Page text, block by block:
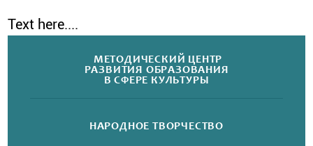
Text here....
МЕТОДИЧЕСКИЙ ЦЕНТР
РАЗВИТИЯ ОБРАЗОВАНИЯ
В СФЕРЕ КУЛЬТУРЫ
НАРОДНОЕ ТВОРЧЕСТВО